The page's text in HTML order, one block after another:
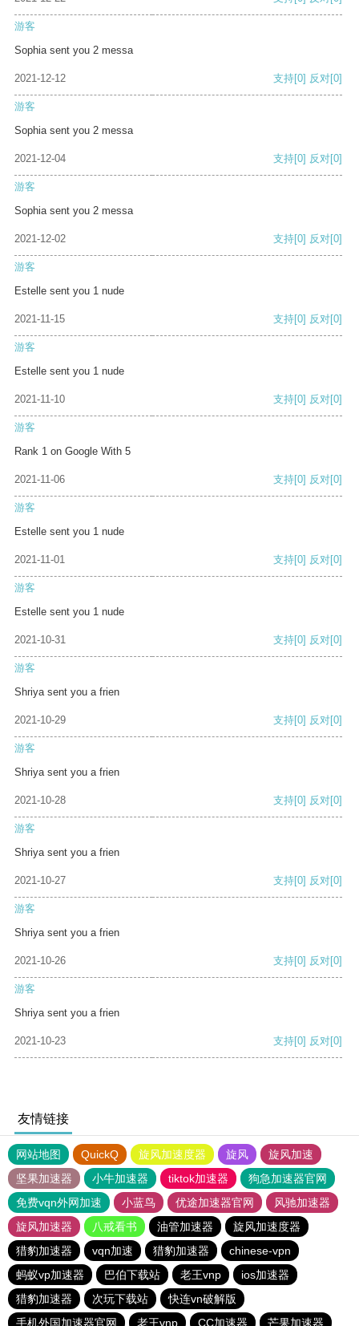
游客
Sophia sent you 2 messa
2021-12-12 支持[0] 反对[0]
游客
Sophia sent you 2 messa
2021-12-04 支持[0] 反对[0]
游客
Sophia sent you 2 messa
2021-12-02 支持[0] 反对[0]
游客
Estelle sent you 1 nude
2021-11-15 支持[0] 反对[0]
游客
Estelle sent you 1 nude
2021-11-10 支持[0] 反对[0]
游客
Rank 1 on Google With 5
2021-11-06 支持[0] 反对[0]
游客
Estelle sent you 1 nude
2021-11-01 支持[0] 反对[0]
游客
Estelle sent you 1 nude
2021-10-31 支持[0] 反对[0]
游客
Shriya sent you a frien
2021-10-29 支持[0] 反对[0]
游客
Shriya sent you a frien
2021-10-28 支持[0] 反对[0]
游客
Shriya sent you a frien
2021-10-27 支持[0] 反对[0]
游客
Shriya sent you a frien
2021-10-26 支持[0] 反对[0]
游客
Shriya sent you a frien
2021-10-23 支持[0] 反对[0]
友情链接
网站地图 QuickQ 旋风加速度器 旋风
旋风加速
坚果加速器
小牛加速器 tiktok加速器
狗急加速器官网
免费vqn外网加速
小蓝鸟 优途加速器官网
风驰加速器
旋风加速器
八戒看书 油管加速器
旋风加速度器
猎豹加速器
vqn加速 猎豹加速器
chinese-vpn
蚂蚁vp加速器
巴伯下载站 老王vnp
ios加速器
猎豹加速器
次玩下载站
快连vn破解版
手机外国加速器官网
老王vnp CC加速器 芒果加速器